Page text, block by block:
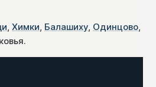
, Химки, Балашиху, Одинцово,